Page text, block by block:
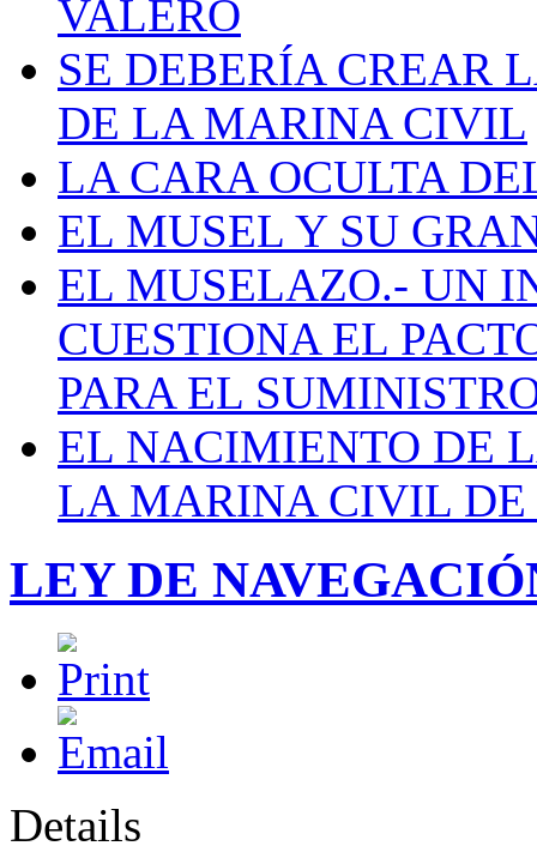
VALERO
SE DEBERÍA CREAR
DE LA MARINA CIVIL
LA CARA OCULTA
EL MUSEL Y SU
EL MUSELAZO.- UN
CUESTIONA EL
PARA EL
EL NACIMIENTO DE
LA MARINA CIVIL DE
LEY DE
Details